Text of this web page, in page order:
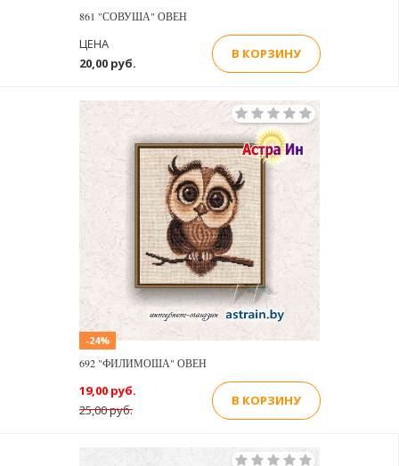
861 "СОВУША" ОВЕН
20,00 руб.
ЦЕНА
В КОРЗИНУ
-24%
692 "ФИЛИМОША" ОВЕН
25,00 руб.
19,00 руб.
В КОРЗИНУ